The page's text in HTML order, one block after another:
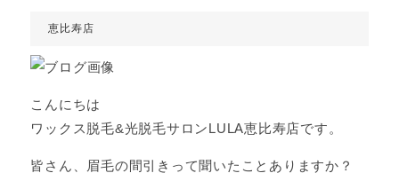
恵比寿店
こんにちは
ワックス脱毛&光脱毛サロンLULA恵比寿店です。
皆さん、眉毛の間引きって聞いたことありますか？